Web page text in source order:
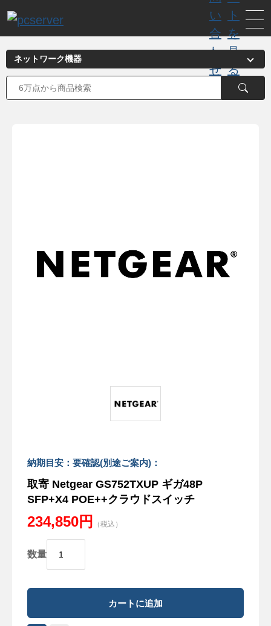
納期目安：要確認(別途ご案内)：
取寄 Netgear GS752TXUP ギガ48P
SFP+X4 POE++クラウドスイッチ
234,850円 （税込）
数量